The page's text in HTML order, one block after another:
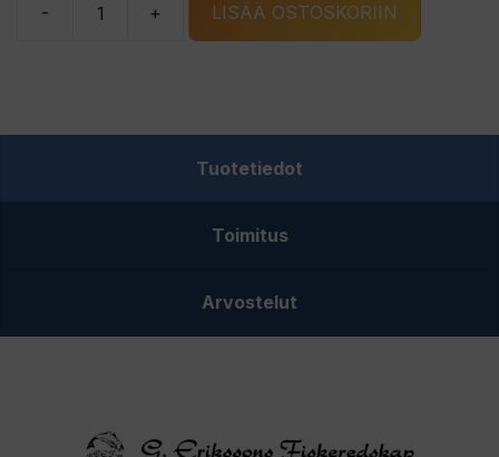
-
kulta/G
+ LISÄÄ OSTOSKORIIN
Tuotetiedot
Toimitus
Arvostelut